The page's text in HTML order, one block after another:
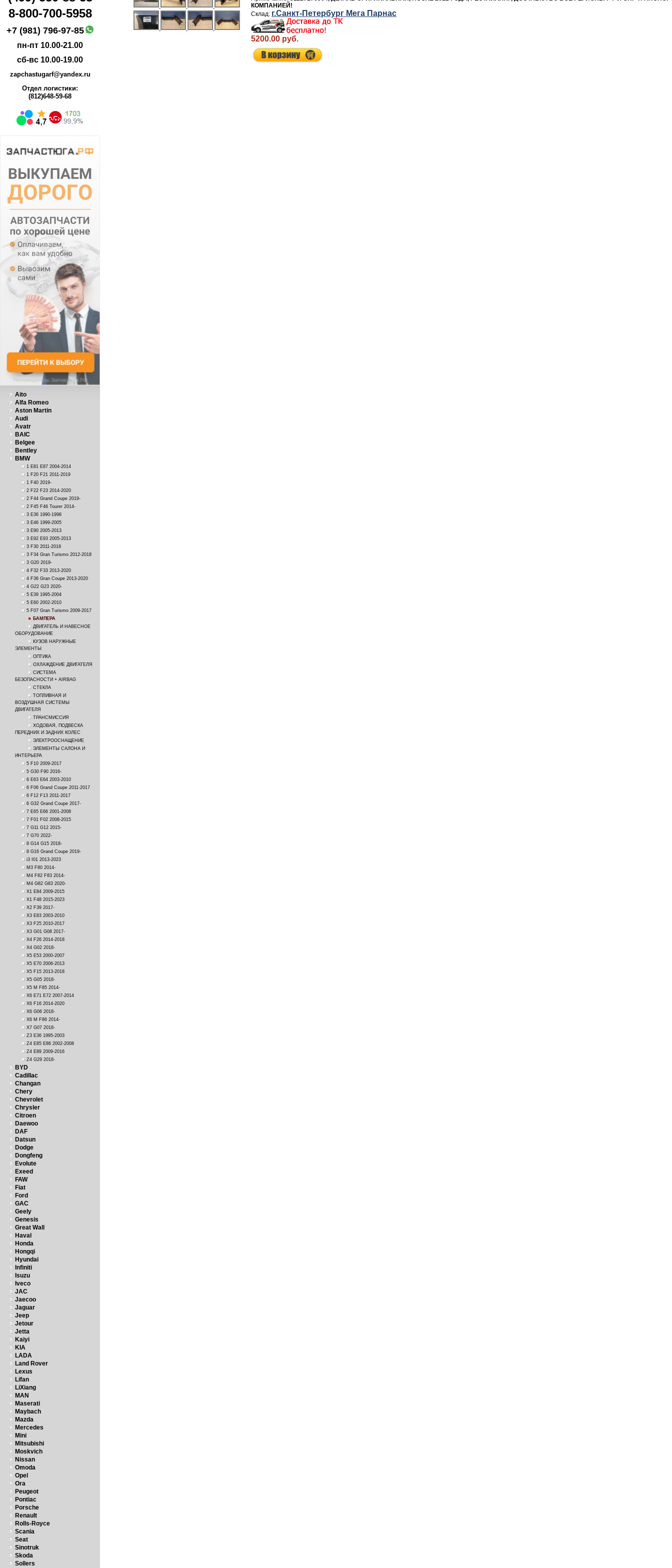
8-800-700-5958
+7 (981) 796-97-85
пн-пт 10.00-21.00
сб-вс 10.00-19.00
zapchastugarf@yandex.ru
Отдел логистики:
(812)648-59-68
Aito
Alfa Romeo
Aston Martin
Audi
Avatr
BAIC
Belgee
Bentley
BMW
1 E81 E87 2004-2014
1 F20 F21 2011-2019
1 F40 2019-
2 F22 F23 2014-2020
2 F44 Grand Coupe 2019-
2 F45 F46 Tourer 2014-
3 E36 1990-1998
3 E46 1999-2005
3 E90 2005-2013
3 E92 E93 2005-2013
3 F30 2011-2018
3 F34 Gran Turismo 2012-2018
3 G20 2019-
4 F32 F33 2013-2020
4 F36 Gran Coupe 2013-2020
4 G22 G23 2020-
5 E39 1995-2004
5 E60 2002-2010
5 F07 Gran Turismo 2009-2017
БАМПЕРА
ДВИГАТЕЛЬ И НАВЕСНОЕ
ОБОРУДОВАНИЕ
КУЗОВ НАРУЖНЫЕ
ЭЛЕМЕНТЫ
ОПТИКА
ОХЛАЖДЕНИЕ ДВИГАТЕЛЯ
СИСТЕМА
БЕЗОПАСНОСТИ + AIRBAG
СТЕКЛА
ТОПЛИВНАЯ И
ВОЗДУШНАЯ СИСТЕМЫ
ДВИГАТЕЛЯ
ТРАНСМИССИЯ
ХОДОВАЯ, ПОДВЕСКА
ПЕРЕДНИХ И ЗАДНИХ КОЛЕС
ЭЛЕКТРООСНАЩЕНИЕ
ЭЛЕМЕНТЫ САЛОНА И
ИНТЕРЬЕРА
5 F10 2009-2017
5 G30 F90 2016-
6 E63 E64 2003-2010
6 F06 Grand Coupe 2011-2017
6 F12 F13 2011-2017
6 G32 Grand Coupe 2017-
7 E65 E66 2001-2008
7 F01 F02 2008-2015
7 G11 G12 2015-
7 G70 2022-
8 G14 G15 2018-
8 G16 Grand Coupe 2019-
i3 I01 2013-2023
M3 F80 2014-
M4 F82 F83 2014-
M4 G82 G83 2020-
X1 E84 2009-2015
X1 F48 2015-2023
X2 F39 2017-
X3 E83 2003-2010
X3 F25 2010-2017
X3 G01 G08 2017-
X4 F26 2014-2018
X4 G02 2018-
X5 E53 2000-2007
X5 E70 2006-2013
X5 F15 2013-2018
X5 G05 2018-
X5 M F85 2014-
X6 E71 E72 2007-2014
X6 F16 2014-2020
X6 G06 2018-
X6 M F86 2014-
X7 G07 2018-
Z3 E36 1995-2003
Z4 E85 E86 2002-2008
Z4 E89 2009-2016
Z4 G29 2018-
BYD
Cadillac
Changan
Chery
Chevrolet
Chrysler
Citroen
Daewoo
DAF
Datsun
Dodge
Dongfeng
Evolute
Exeed
FAW
Fiat
Ford
GAC
Geely
Genesis
Great Wall
Haval
Honda
Hongqi
Hyundai
Infiniti
Isuzu
Iveco
JAC
Jaecoo
Jaguar
Jeep
Jetour
Jetta
Kaiyi
KIA
LADA
Land Rover
Lexus
Lifan
LiXiang
MAN
Maserati
Maybach
Mazda
Mercedes
Mini
Mitsubishi
Moskvich
Nissan
Omoda
Opel
Ora
Peugeot
Pontiac
Porsche
Renault
Rolls-Royce
Scania
Seat
Sinotruk
Skoda
Sollers
КОМПАНИЕЙ!
г.Санкт-Петербург Мега Парнас
5200.00 руб.